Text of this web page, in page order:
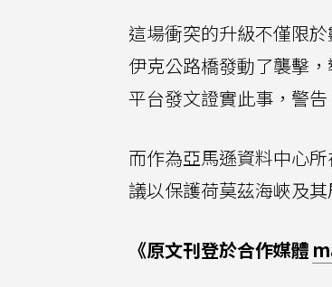
這場衝突的升級不僅限
伊克公路橋發動了襲擊
平台發文證實此事，警
而作為亞馬遜資料中心
議以保護荷莫茲海峽及其
《原文刊登於合作媒體